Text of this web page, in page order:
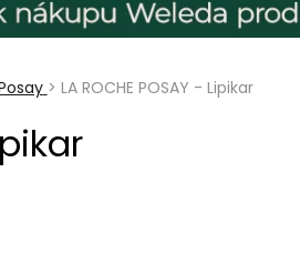
> LA ROCHE POSAY - Lipikar